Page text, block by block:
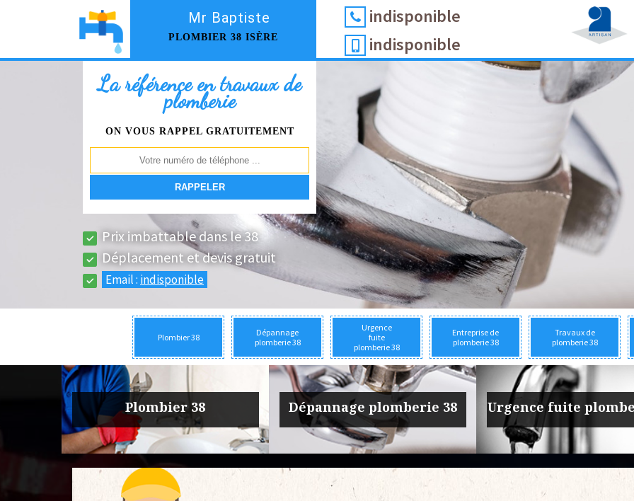
Mr Baptiste
PLOMBIER 38 ISÈRE
indisponible
indisponible
La référence en travaux de
plomberie
ON VOUS RAPPEL GRATUITEMENT
Prix imbattable dans le 38
Déplacement et devis gratuit
Email : indisponible
Plombier 38
Dépannage
plomberie 38
Urgence
fuite
plomberie 38
Entreprise de
plomberie 38
Travaux de
plomberie 38
Urgence fuite plomberie 38 Entreprise de plomberie 38 Travaux de